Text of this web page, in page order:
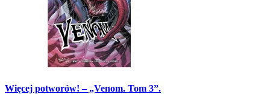
Więcej potworów! – „Venom. Tom 3”.